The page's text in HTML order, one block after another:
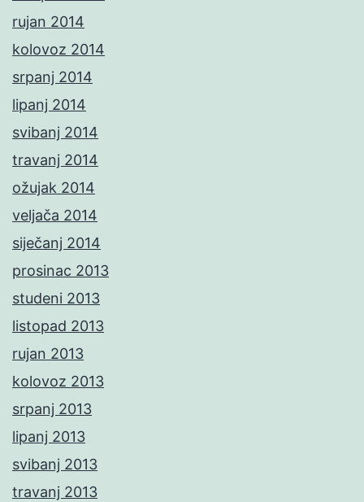
rujan 2014
kolovoz 2014
srpanj 2014
lipanj 2014
svibanj 2014
travanj 2014
ožujak 2014
veljača 2014
siječanj 2014
prosinac 2013
studeni 2013
listopad 2013
rujan 2013
kolovoz 2013
srpanj 2013
lipanj 2013
svibanj 2013
travanj 2013